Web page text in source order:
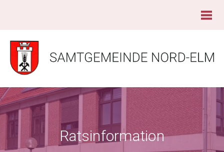
Ratsinformation